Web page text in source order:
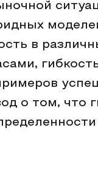
в
о том, что